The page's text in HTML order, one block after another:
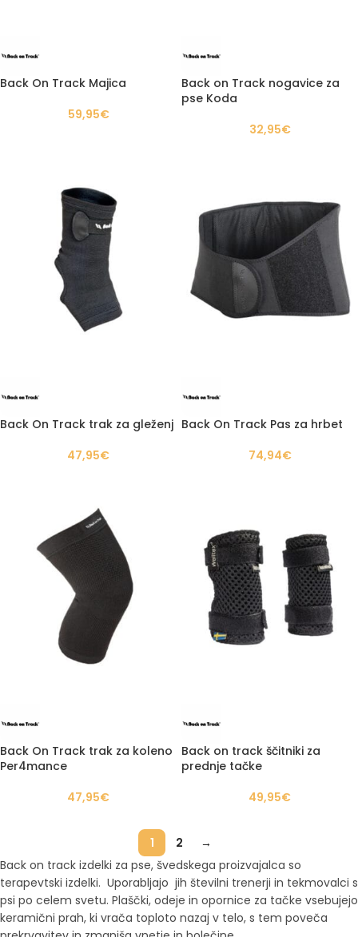
Back On Track Majica
59,95€
Back on Track nogavice za
pse Koda
32,95€
Back On Track trak za gleženj
47,95€
Back On Track Pas za hrbet
74,94€
Back On Track trak za koleno
Per4mance
47,95€
Back on track ščitniki za
prednje tačke
49,95€
1 2
→
Back on track izdelki za pse, švedskega proizvajalca so
terapevtski izdelki. Uporabljajo jih številni trenerji in tekmovalci s
psi po celem svetu. Plaščki, odeje in opornice za tačke vsebujejo
keramični prah, ki vrača toploto nazaj v telo, s tem poveča